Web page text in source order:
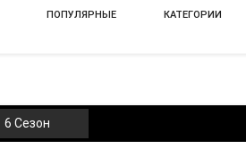
ПОПУЛЯРНЫЕ КАТЕГОРИИ
6 Сезон